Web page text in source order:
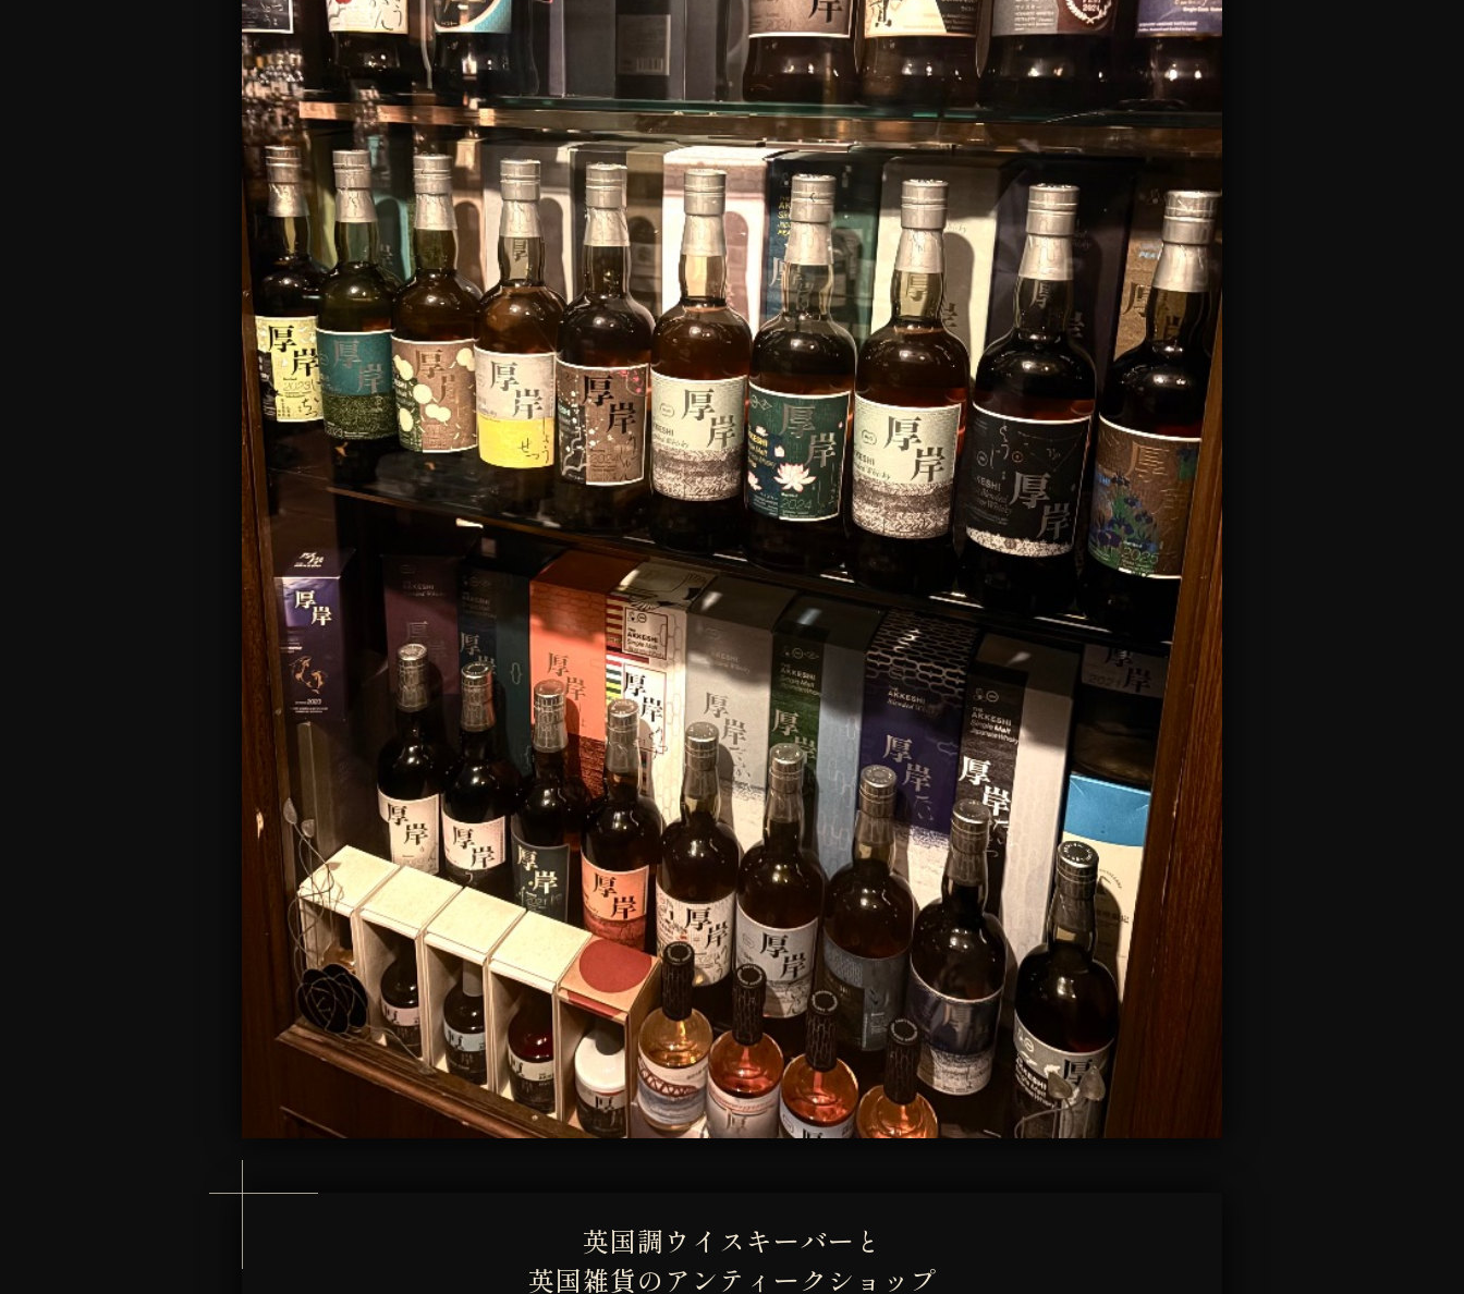
英国調ウイスキーバーと
英国雑貨のアンティークショップ